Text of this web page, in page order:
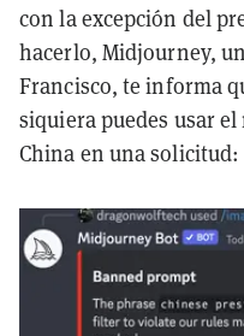
con la excepción del
hacerlo, Midjourney,
Francisco, te informa
siquiera puedes usar
China en una solicitud: